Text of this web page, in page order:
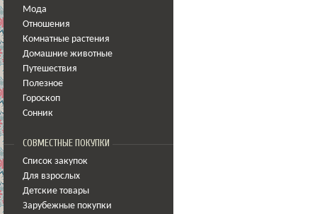
Мода
Отношения
Комнатные растения
Домашние животные
Путешествия
Полезное
Гороскоп
Сонник
СОВМЕСТНЫЕ ПОКУПКИ
Список закупок
Для взрослых
Детские товары
Зарубежные покупки